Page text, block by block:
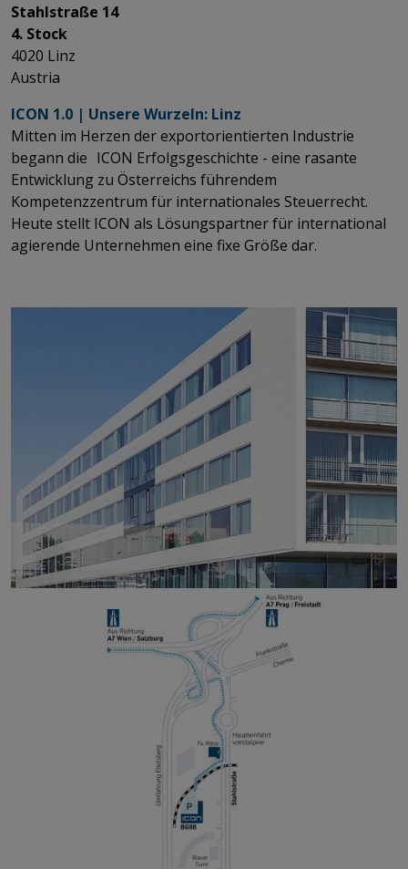
Stahlstraße 14
4. Stock
4020 Linz
Austria
ICON 1.0 | Unsere Wurzeln: Linz
Mitten im Herzen der exportorientierten Industrie
begann die ICON Erfolgsgeschichte - eine rasante
Entwicklung zu Österreichs führendem
Kompetenzzentrum für internationales Steuerrecht. ​​​​​​​
Heute stellt ICON als Lösungspartner für international
agierende Unternehmen eine fixe Größe dar.